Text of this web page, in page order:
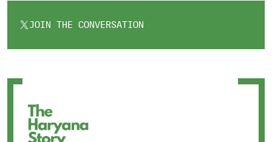
JOIN THE CONVERSATION
OPENS